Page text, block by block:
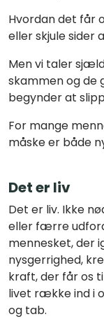
Hvordan det får
eller skjule sider
Men vi taler
skammen og de
begynder at
For mange
måske er både
Det er liv
Det er liv. Ikke
eller færre
mennesket, der
nysgerrighed,
kraft, der får os
livet række ind i
og tab.